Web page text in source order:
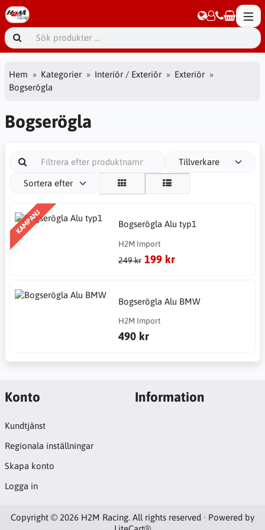
Hem Kategorier Interiör / Exteriör
Exteriör
Bogserögla
Bogserögla
Tillverkare
Sortera efter
KAMPANJ Bogserögla Alu typ1
H2M Import
249 kr 199 kr
Bogserögla Alu BMW
H2M Import
490 kr
Konto
Kundtjänst
Regionala inställningar
Skapa konto
Logga in
Information
Copyright © 2026 H2M Racing. All rights reserved · Powered by